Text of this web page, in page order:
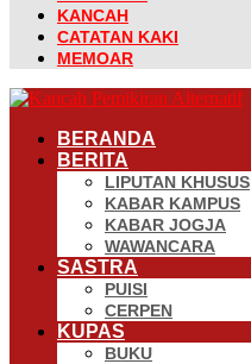
KANCAH
CATATAN KAKI
MEMOAR
BERANDA
BERITA
LIPUTAN KHUSUS
KABAR KAMPUS
KABAR JOGJA
WAWANCARA
SASTRA
PUISI
CERPEN
KUPAS
BUKU